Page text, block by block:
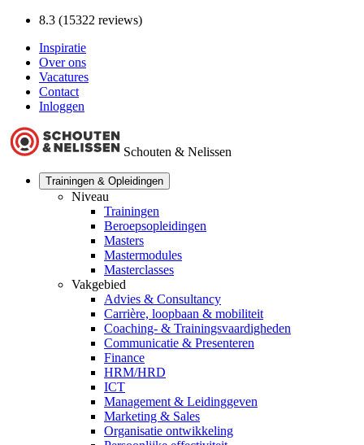
8.3 (15322 reviews)
Inspiratie
Over ons
Vacatures
Contact
Inloggen
Schouten & Nelissen
Trainingen & Opleidingen
Niveau
Trainingen
Beroepsopleidingen
Masters
Mastermodules
Masterclasses
Vakgebied
Advies & Consultancy
Carrière, loopbaan & mobiliteit
Coaching- & Trainingsvaardigheden
Communicatie & Presenteren
Finance
HRM/HRD
ICT
Management & Leidinggeven
Marketing & Sales
Organisatie ontwikkeling